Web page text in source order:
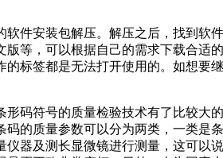
软件安装包解压。解压之后，找到软
版等，可以根据自己的需求下载合适
的标签都是无法打开使用的。如想要
形码符号的质量检验技术有了比较大
码的质量参数可以分为两类，一类是
仪器及测长显微镜进行测量，这可以